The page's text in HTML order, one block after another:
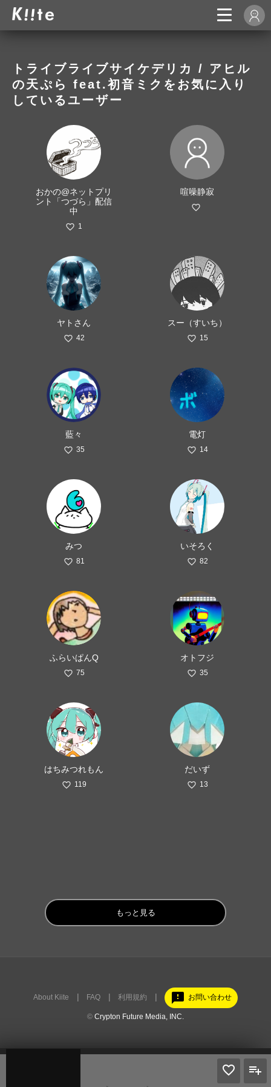
トライブライブサイケデリカ / アヒル
の天ぷら feat.初音ミクをお気に入り
しているユーザー
おかの@ネットプリ
ント「つづら」配信
中
1
喧噪静寂
ヤトさん
42
スー（すいち）
15
藍々
35
電灯
14
みつ
81
いそろく
82
ふらいぱんQ
75
オトフジ
35
はちみつれもん
119
だいず
13
もっと見る
About Kiite FAQ 利用規約 feedback お問い合わせ
© Crypton Future Media, INC.